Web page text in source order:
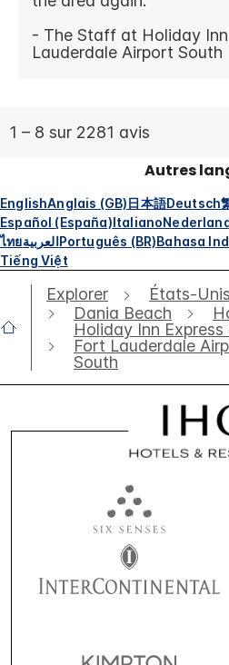
Autres
EnglishAnglais (GB)日本語Deutsch
Español (España)Italiano
ไทยالعربيةPortuguês (BR)Bahasa
Tiếng Việt
Explorer États-Unis
Dania Beach
Holiday Inn Express
Fort Lauderdale
South